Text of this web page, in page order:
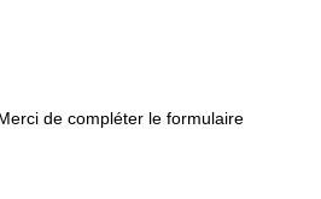
de compléter le formulaire